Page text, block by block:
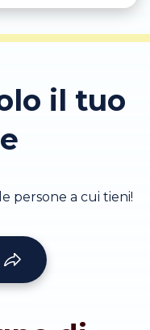
il tuo
persone a cui tieni!